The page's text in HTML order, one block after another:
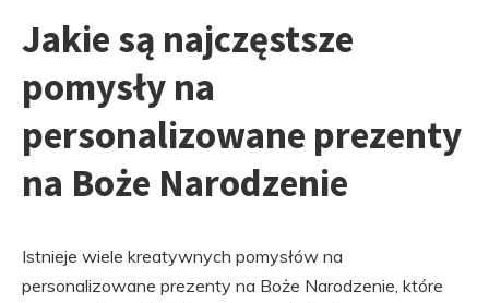
Jakie są najczęstsze
pomysły na
personalizowane prezenty
na Boże Narodzenie
Istnieje wiele kreatywnych pomysłów na
personalizowane prezenty na Boże Narodzenie, które